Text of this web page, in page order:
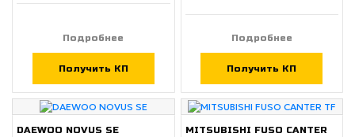
Подробнее
Получить КП
Подробнее
Получить КП
DAEWOO NOVUS SE
MITSUBISHI FUSO CANTER